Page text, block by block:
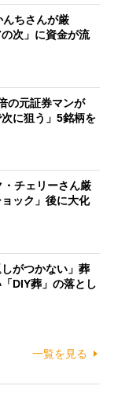
んちさんが厳
次」に資金が流
の元証券マンが
次に狙う」5銘柄を
・チェリーさん厳
ック」後に大化
しがつかない」葬
DIY葬」の落とし
一覧を見る